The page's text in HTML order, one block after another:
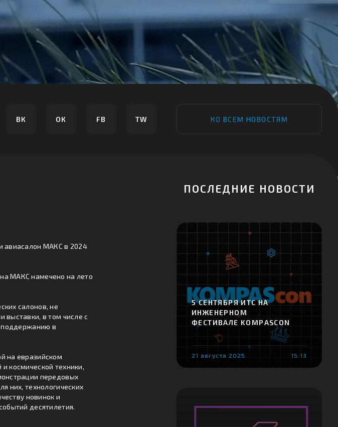
ВК ОК FB TW КО ВСЕМ НОВОСТЯМ
авиасалон МАКС в 2024
МАКС намечено на лето
салонов, не
выставки, в том числе с
поддержанию в
на евразийском
космической техники,
передовых
них, технологических
новинок и
десятилетия.
ПОСЛЕДНИЕ НОВОСТИ
5 СЕНТЯБРЯ ИТС НА
ИНЖЕНЕРНОМ
ФЕСТИВАЛЕ KOMPASCON
21 августа 2025 15:13